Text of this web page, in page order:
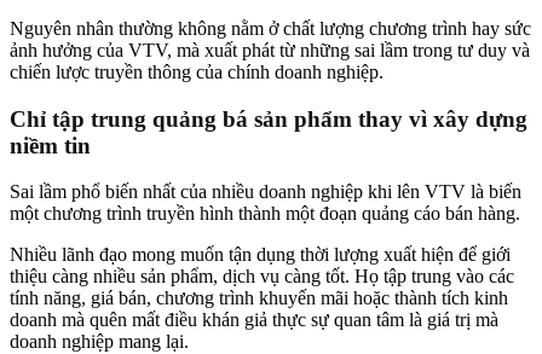
Nguyên nhân thường không nằm ở chất lượng chương trình hay sức
ảnh hưởng của VTV, mà xuất phát từ những sai lầm trong tư duy và
chiến lược truyền thông của chính doanh nghiệp.
Chỉ tập trung quảng bá sản phẩm thay vì xây dựng
niềm tin
Sai lầm phổ biến nhất của nhiều doanh nghiệp khi lên VTV là biến
một chương trình truyền hình thành một đoạn quảng cáo bán hàng.
Nhiều lãnh đạo mong muốn tận dụng thời lượng xuất hiện để giới
thiệu càng nhiều sản phẩm, dịch vụ càng tốt. Họ tập trung vào các
tính năng, giá bán, chương trình khuyến mãi hoặc thành tích kinh
doanh mà quên mất điều khán giả thực sự quan tâm là giá trị mà
doanh nghiệp mang lại.